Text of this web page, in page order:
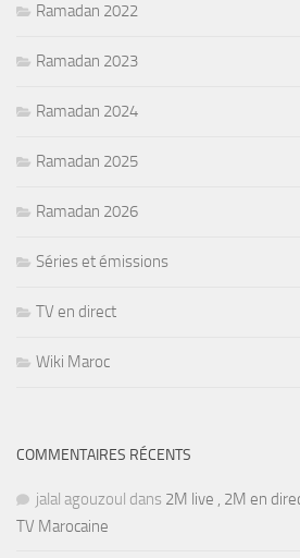
Ramadan 2022
Ramadan 2023
Ramadan 2024
Ramadan 2025
Ramadan 2026
Séries et émissions
TV en direct
Wiki Maroc
COMMENTAIRES RÉCENTS
jalal agouzoul dans 2M live , 2M en
TV Marocaine